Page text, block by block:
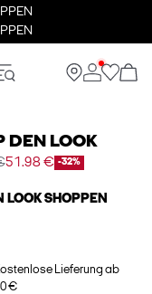
DEN LOOK
51.98 € -32%
LOOK SHOPPEN
Lieferung ab
€